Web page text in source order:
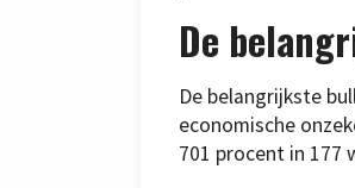
De
De belangrijkste
economische
701 procent in 177